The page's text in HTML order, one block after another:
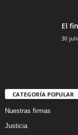
El
30
CATEGORÍA POPULAR
Nuestras firmas
Justicia